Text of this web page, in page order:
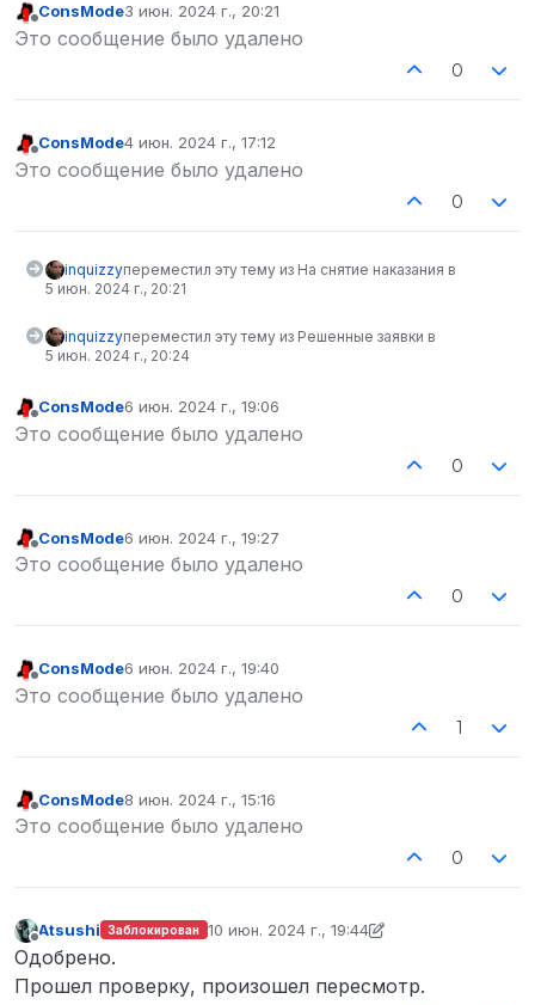
Не в сети
ConsMode3 июн. 2024 г., 20:21
отредактировано
Это сообщение было удалено
0
Не в сети
ConsMode4 июн. 2024 г., 17:12
отредактировано
Это сообщение было удалено
0
inquizzyпереместил эту тему из На снятие наказания в
5 июн. 2024 г., 20:21
inquizzyпереместил эту тему из Решенные заявки в
5 июн. 2024 г., 20:24
Не в сети
ConsMode6 июн. 2024 г., 19:06
отредактировано
Это сообщение было удалено
0
Не в сети
ConsMode6 июн. 2024 г., 19:27
отредактировано
Это сообщение было удалено
0
Не в сети
ConsMode6 июн. 2024 г., 19:40
отредактировано
Это сообщение было удалено
1
Не в сети
ConsMode8 июн. 2024 г., 15:16
отредактировано
Это сообщение было удалено
0
Не в сети
Atsushi Заблокирован 10 июн. 2024 г., 19:44
отредактировано Atsushi
Одобрено.
Прошел проверку, произошел пересмотр.